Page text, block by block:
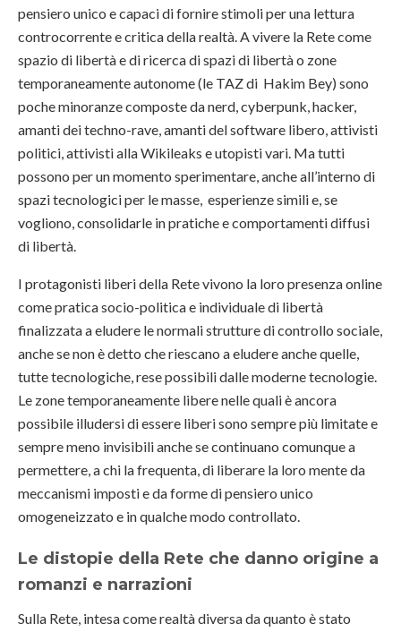
pensiero unico e capaci di fornire stimoli per una lettura
controcorrente e critica della realtà. A vivere la Rete come
spazio di libertà e di ricerca di spazi di libertà o zone
temporaneamente autonome (le TAZ di Hakim Bey) sono
poche minoranze composte da nerd, cyberpunk, hacker,
amanti dei techno-rave, amanti del software libero, attivisti
politici, attivisti alla Wikileaks e utopisti vari. Ma tutti
possono per un momento sperimentare, anche all’interno di
spazi tecnologici per le masse, esperienze simili e, se
vogliono, consolidarle in pratiche e comportamenti diffusi
di libertà.
I protagonisti liberi della Rete vivono la loro presenza online
come pratica socio-politica e individuale di libertà
finalizzata a eludere le normali strutture di controllo sociale,
anche se non è detto che riescano a eludere anche quelle,
tutte tecnologiche, rese possibili dalle moderne tecnologie.
Le zone temporaneamente libere nelle quali è ancora
possibile illudersi di essere liberi sono sempre più limitate e
sempre meno invisibili anche se continuano comunque a
permettere, a chi la frequenta, di liberare la loro mente da
meccanismi imposti e da forme di pensiero unico
omogeneizzato e in qualche modo controllato.
Le distopie della Rete che danno origine a
romanzi e narrazioni
Sulla Rete, intesa come realtà diversa da quanto è stato